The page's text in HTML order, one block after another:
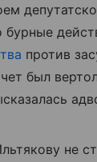
бурные
против
был
не